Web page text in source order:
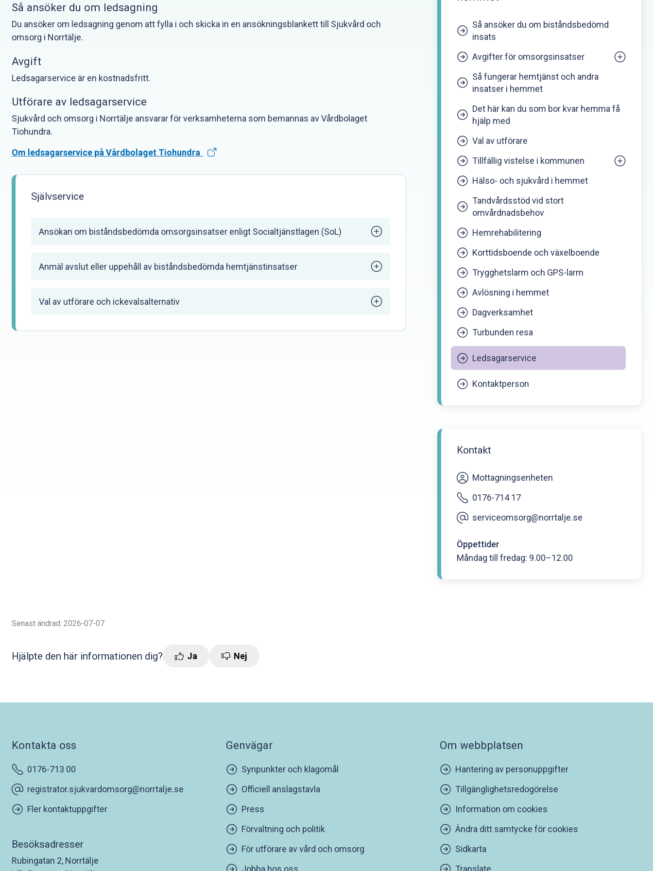
Så ansöker du om ledsagning
Du ansöker om ledsagning genom att fylla i och skicka in en ansökningsblankett till Sjukvård och
omsorg i Norrtälje.
Avgift
Ledsagarservice är en kostnadsfritt.
Utförare av ledsagarservice
Sjukvård och omsorg i Norrtälje ansvarar för verksamheterna som bemannas av Vårdbolaget
Tiohundra.
Om ledsagarservice på Vårdbolaget Tiohundra
Självservice
Ansökan om biståndsbedömda omsorgsinsatser enligt Socialtjänstlagen (SoL)
Anmäl avslut eller uppehåll av biståndsbedömda hemtjänstinsatser
Val av utförare och ickevalsalternativ
Så ansöker du om biståndsbedömd
insats
Avgifter för omsorgsinsatser
Preliminär avgift för din
äldreomsorg
Uträkning
Så fungerar hemtjänst och andra
insatser i hemmet
Det här kan du som bor kvar hemma få
hjälp med
Val av utförare
Tillfällig vistelse i kommunen
För handläggare i
Hälso- och sjukvård i hemmet
Tandvårdsstöd vid stort
omvårdnadsbehov
Hemrehabilitering
Korttidsboende och växelboende
Trygghetslarm och GPS-larm
Avlösning i hemmet
Dagverksamhet
Turbunden resa
Ledsagarservice
Kontaktperson
Kontakt
Mottagningsenheten
0176-714 17
serviceomsorg@norrtalje.se
Öppettider
Måndag till fredag: 9.00–12.00
Senast ändrad: 2026-07-07
Hjälpte den här informationen dig? Ja Nej
Kontakta oss
0176-713 00
registrator.sjukvardomsorg@norrtalje.se
Fler kontaktuppgifter
Besöksadresser
Rubingatan 2, Norrtälje
Genvägar
Synpunkter och klagomål
Officiell anslagstavla
Press
Förvaltning och politik
För utförare av vård och omsorg
Jobba hos oss
Om webbplatsen
Hantering av personuppgifter
Tillgänglighetsredogörelse
Information om cookies
Ändra ditt samtycke för cookies
Sidkarta
Translate